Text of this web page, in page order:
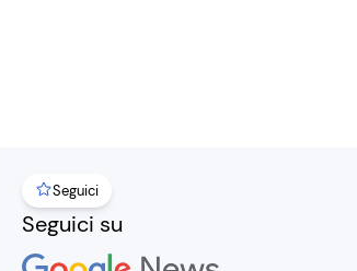
Seguici
Seguici su